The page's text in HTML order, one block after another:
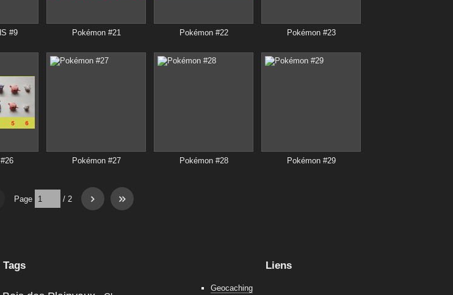
#9 Pokémon #21 Pokémon #22 Pokémon #23
Pokémon #27 Pokémon #28 Pokémon #29
Page / 2
Tags Liens
Geocaching